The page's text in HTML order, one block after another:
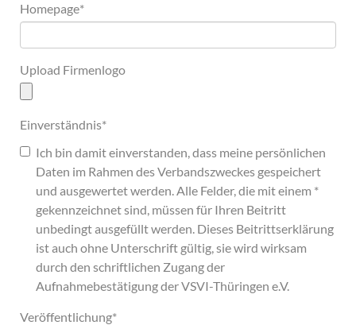
Homepage*
Upload Firmenlogo
Einverständnis*
Ich bin damit einverstanden, dass meine persönlichen
Daten im Rahmen des Verbandszweckes gespeichert
und ausgewertet werden. Alle Felder, die mit einem *
gekennzeichnet sind, müssen für Ihren Beitritt
unbedingt ausgefüllt werden. Dieses Beitrittserklärung
ist auch ohne Unterschrift gültig, sie wird wirksam
durch den schriftlichen Zugang der
Aufnahmebestätigung der VSVI-Thüringen e.V.
Veröffentlichung*